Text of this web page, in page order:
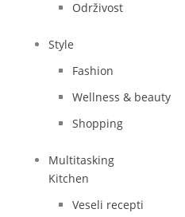
Održivost
Style
Fashion
Wellness & beauty
Shopping
Multitasking
Kitchen
Veseli recepti